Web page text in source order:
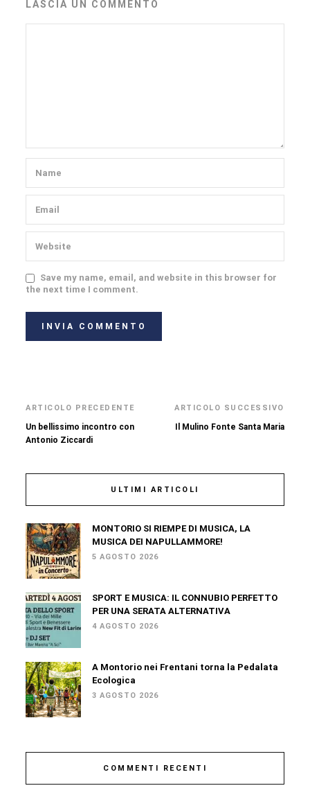
LASCIA UN COMMENTO
Save my name, email, and website in this browser for
the next time I comment.
ARTICOLO PRECEDENTE
Un bellissimo incontro con
Antonio Ziccardi
ARTICOLO SUCCESSIVO
Il Mulino Fonte Santa Maria
ULTIMI ARTICOLI
MONTORIO SI RIEMPE DI MUSICA, LA
MUSICA DEI NAPULLAMMORE!
5 AGOSTO 2026
SPORT E MUSICA: IL CONNUBIO PERFETTO
PER UNA SERATA ALTERNATIVA
4 AGOSTO 2026
A Montorio nei Frentani torna la Pedalata
Ecologica
3 AGOSTO 2026
COMMENTI RECENTI